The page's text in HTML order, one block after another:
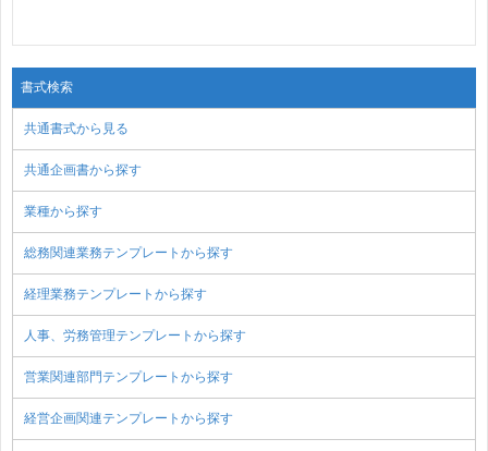
書式検索
共通書式から見る
共通企画書から探す
業種から探す
総務関連業務テンプレートから探す
経理業務テンプレートから探す
人事、労務管理テンプレートから探す
営業関連部門テンプレートから探す
経営企画関連テンプレートから探す